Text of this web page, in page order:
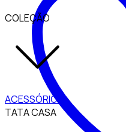
COLEÇÃO
ACESSÓRIOS
TATA CASA